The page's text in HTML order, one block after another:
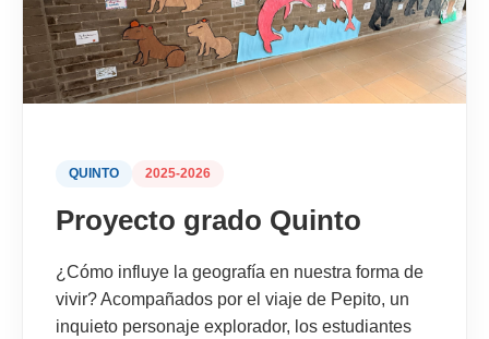
QUINTO 2025-2026
Proyecto grado Quinto
¿Cómo influye la geografía en nuestra forma de
vivir? Acompañados por el viaje de Pepito, un
inquieto personaje explorador, los estudiantes